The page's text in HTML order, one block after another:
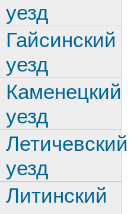
уезд
Гайсинский
уезд
Каменецкий
уезд
Летичевский
уезд
Литинский